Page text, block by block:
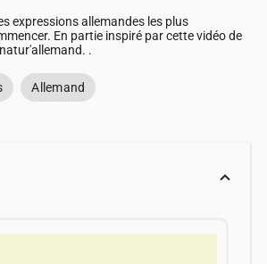
expressions allemandes les plus
En partie inspiré par cette vidéo de
.
Allemand